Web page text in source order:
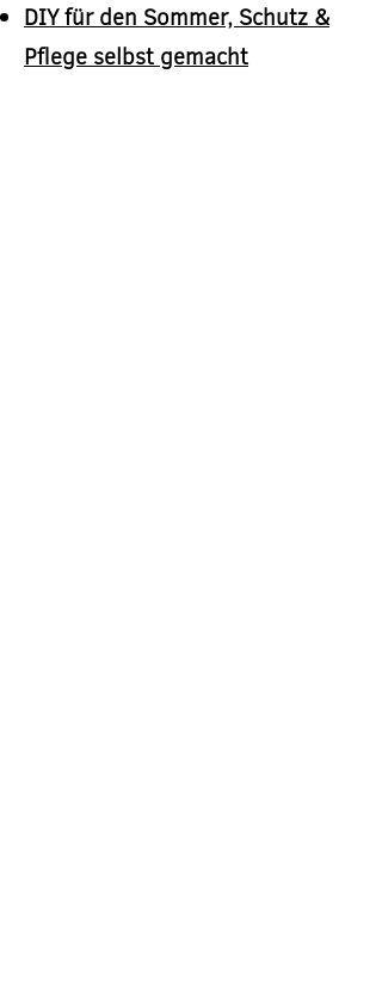
DIY für den Sommer, Schutz &
Pflege selbst gemacht